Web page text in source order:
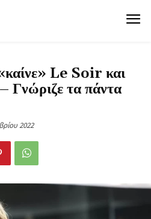
Le Soir και
τα πάντα
2022